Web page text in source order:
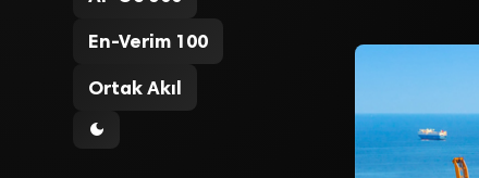
En-Verim 100
Ortak Akıl